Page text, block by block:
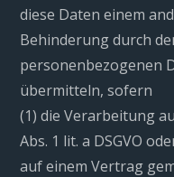
diese Daten einem
Behinderung durch
personenbezogenen
übermitteln, sofern
(1) die Verarbeitung
Abs. 1 lit. a DSGVO
auf einem Vertrag